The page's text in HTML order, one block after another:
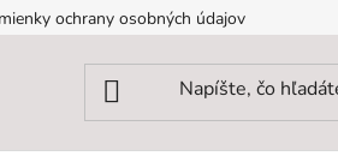
ochrany osobných údajov